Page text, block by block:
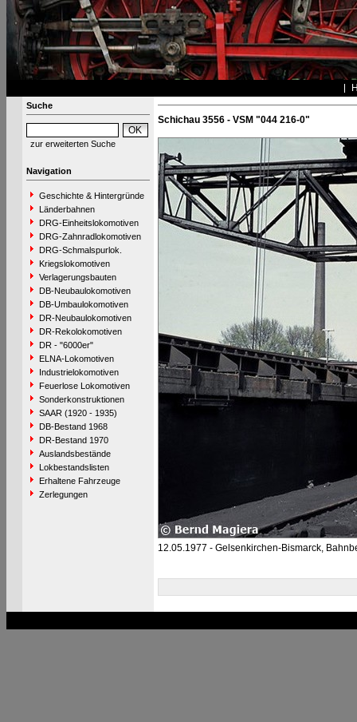
Suche
zur erweiterten Suche
Navigation
Geschichte & Hintergründe
Länderbahnen
DRG-Einheitslokomotiven
DRG-Zahnradlokomotiven
DRG-Schmalspurlok.
Kriegslokomotiven
Verlagerungsbauten
DB-Neubaulokomotiven
DB-Umbaulokomotiven
DR-Neubaulokomotiven
DR-Rekolokomotiven
DR - "6000er"
ELNA-Lokomotiven
Industrielokomotiven
Feuerlose Lokomotiven
Sonderkonstruktionen
SAAR (1920 - 1935)
DB-Bestand 1968
DR-Bestand 1970
Auslandsbestände
Lokbestandslisten
Erhaltene Fahrzeuge
Zerlegungen
Schichau 3556 - VSM "044 216-0"
12.05.1977 - Gelsenkirchen-Bismarck,